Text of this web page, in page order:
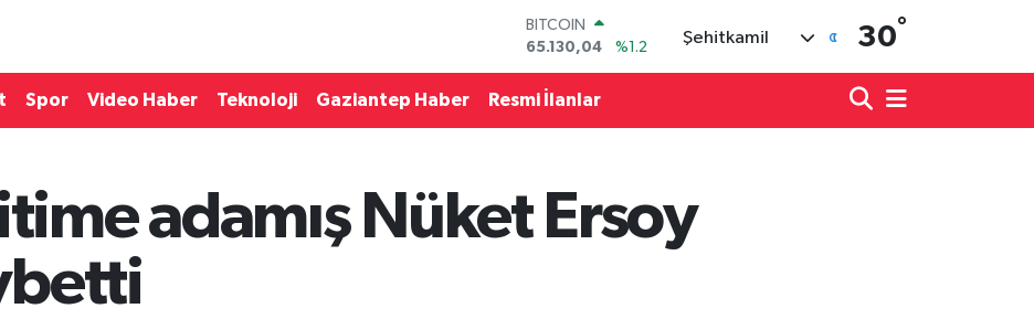
DOLAR
47,7106
%0.17
EURO
55,1652
BİST100
13.773
%-19
Şehitkamil 30°
Spor Video Haber Teknoloji Gaziantep Haber Resmi İlanlar
adamış Nüket Ersoy